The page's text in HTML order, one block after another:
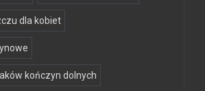
dla kobiet
kończyn dolnych